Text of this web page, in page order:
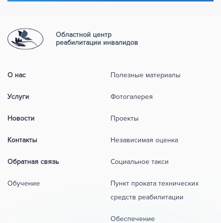
Областной центр
реабилитации инвалидов
О нас
Услуги
Новости
Контакты
Обратная связь
Полезные материалы
Фотогалерея
Проекты
Независимая оценка
Социальное такси
Пункт проката технических
средств реабилитации
Обеспечение
Обучение